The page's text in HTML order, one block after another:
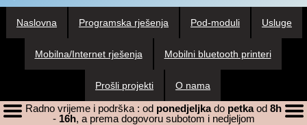
Naslovna Programska rješenja Pod-moduli Usluge
Mobilna/Internet rješenja Mobilni bluetooth printeri
Prošli projekti O nama
Radno vrijeme i podrška : od ponedjeljkado petkaod 8h
- 16h, a prema dogovoru subotom i nedjeljom